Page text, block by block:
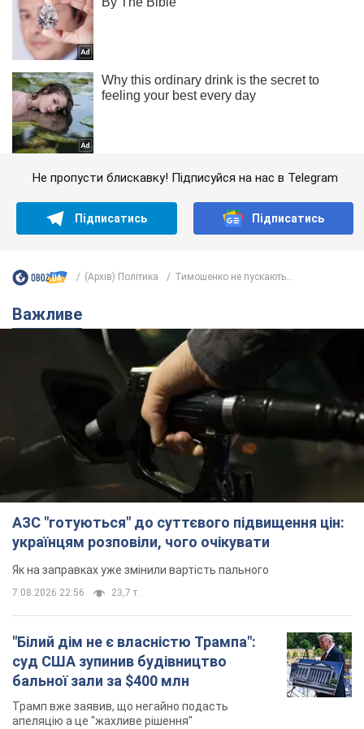
Не пропусти блискавку! Підписуйся на нас в Telegram
Підписатись Підписатись
(Архів) Політика Тимошенко не пускають...
Важливе
АЗС "готуються" до суттєвого підвищення цін:
українцям розповіли, чого очікувати
Як на заправках уже змінили вартість пального
7.08.2026 22:56 23,7 т.
"Білий дім не є власністю Трампа":
суд США зупинив будівництво
бальної зали за $400 млн
Трамп вже заявив, що негайно подасть
апеляцію а це "жахливе рішення"